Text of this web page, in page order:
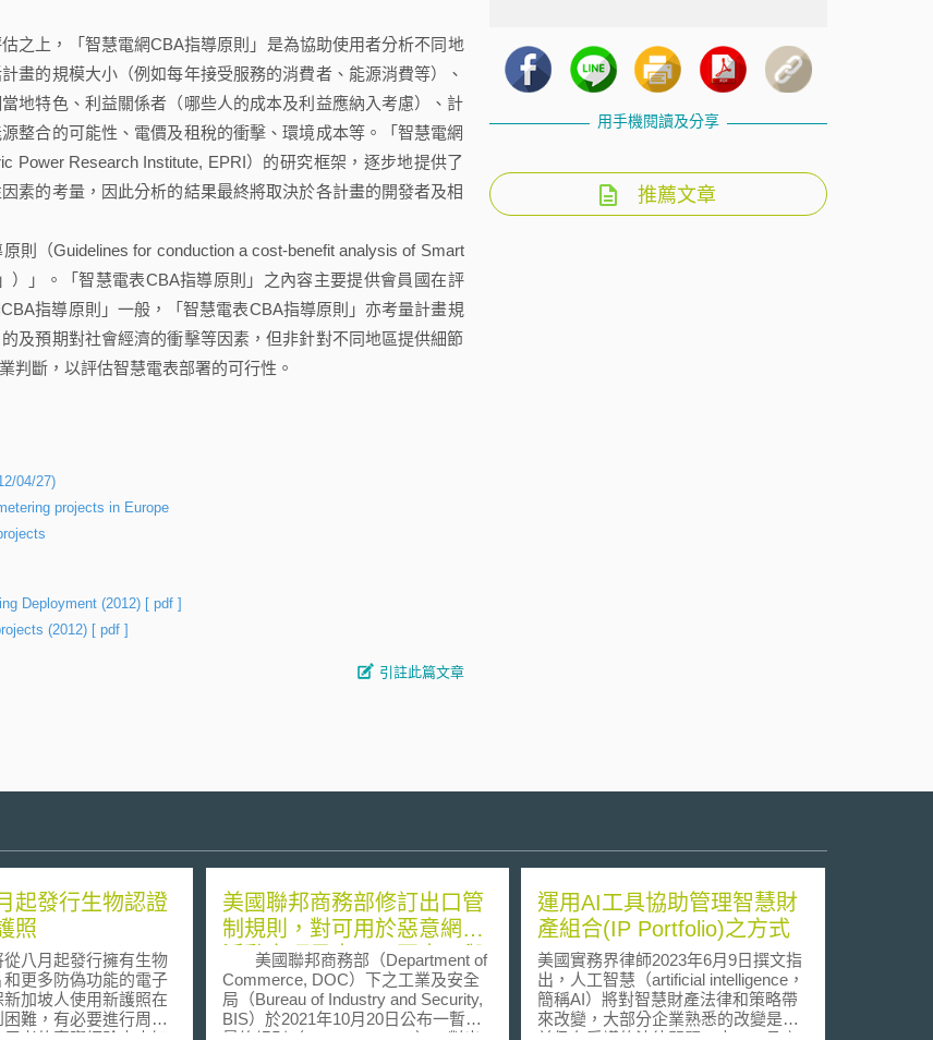
上，「智慧電網CBA指導原則」是為協助使用者分析不同地
畫的規模大小（例如每年接受服務的消費者、能源消費等）、
地特色、利益關係者（哪些人的成本及利益應納入考慮）、計
整合的可能性、電價及租稅的衝擊、環境成本等。「智慧電網
Power Research Institute, EPRI）的研究框架，逐步地提供了
素的考量，因此分析的結果最終將取決於各計畫的開發者及相
（Guidelines for conduction a cost-benefit analysis of Smart
）」。「智慧電表CBA指導原則」之內容主要提供會員國在評
指導原則」一般，「智慧電表CBA指導原則」亦考量計畫規
及預期對社會經濟的衝擊等因素，但非針對不同地區提供細節
判斷，以評估智慧電表部署的可行性。
04/27)
projects in Europe
Deployment (2012) [ pdf ]
(2012) [ pdf ]
引註此篇文章
用手機閱讀及分享
推薦文章
起發行生物認證
照
八月起發行擁有生物
更多防偽功能的電子
加坡人使用新護照在
難，有必要進行周全
美國聯邦商務部修訂出口管
制規則，對可用於惡意網路
活動之項目出口、再出口與
移轉進行管制
美國聯邦商務部（Department of
Commerce, DOC）下之工業及安全
局（Bureau of Industry and Security,
BIS）於2021年10月20日公布一暫行
運用AI工具協助管理智慧財
產組合(IP Portfolio)之方式
美國實務界律師2023年6月9日撰文指
出，人工智慧（artificial intelligence，
簡稱AI）將對智慧財產法律和策略帶
來改變，大部分企業熟悉的改變是目